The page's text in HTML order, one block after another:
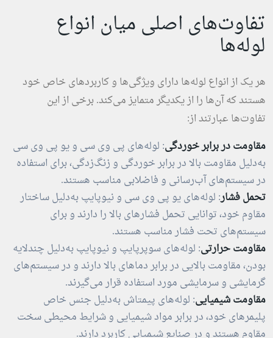
تفاوت‌های اصلی میان انواع
لوله‌ها
هر یک از انواع لوله‌ها دارای ویژگی‌ها و کاربردهای خاص خود
هستند که آن‌ها را از یکدیگر متمایز می‌کند. برخی از این
تفاوت‌ها عبارتند از:
مقاومت در برابر خوردگی: لوله‌های پی وی سی و یو پی وی سی
به‌دلیل مقاومت بالا در برابر خوردگی و زنگ‌زدگی، برای استفاده
در سیستم‌های آب‌رسانی و فاضلابی مناسب هستند.
تحمل فشار: لوله‌های یو پی وی سی و نیوپایپ به‌دلیل ساختار
مقاوم خود، توانایی تحمل فشارهای بالا را دارند و برای
سیستم‌های تحت فشار مناسب هستند.
مقاومت حرارتی: لوله‌های سوپرپایپ و نیوپایپ به‌دلیل چندلایه
بودن، مقاومت بالایی در برابر دماهای بالا دارند و در سیستم‌های
گرمایشی و سرمایشی مورد استفاده قرار می‌گیرند.
مقاومت شیمیایی: لوله‌های پیمتاش به‌دلیل جنس خاص
پلیمرهای خود، در برابر مواد شیمیایی و شرایط محیطی سخت